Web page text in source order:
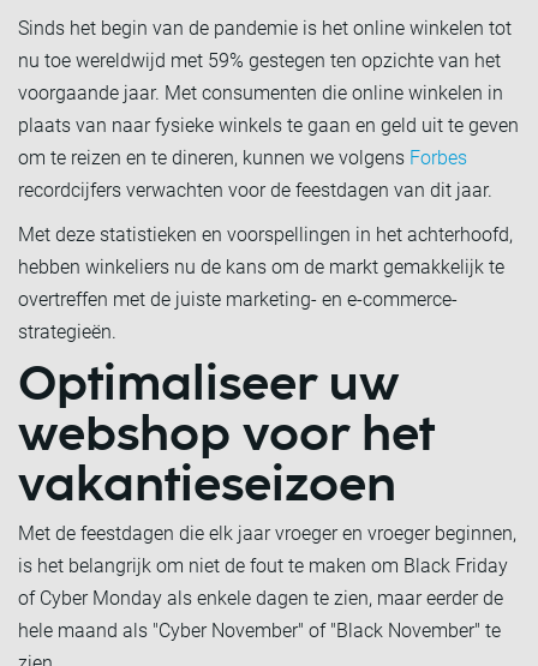
Sinds het begin van de pandemie is het online winkelen tot
nu toe wereldwijd met 59% gestegen ten opzichte van het
voorgaande jaar. Met consumenten die online winkelen in
plaats van naar fysieke winkels te gaan en geld uit te geven
om te reizen en te dineren, kunnen we volgens Forbes
recordcijfers verwachten voor de feestdagen van dit jaar.
Met deze statistieken en voorspellingen in het achterhoofd,
hebben winkeliers nu de kans om de markt gemakkelijk te
overtreffen met de juiste marketing- en e-commerce-
strategieën.
Optimaliseer uw
webshop voor het
vakantieseizoen
Met de feestdagen die elk jaar vroeger en vroeger beginnen,
is het belangrijk om niet de fout te maken om Black Friday
of Cyber Monday als enkele dagen te zien, maar eerder de
hele maand als "Cyber November" of "Black November" te